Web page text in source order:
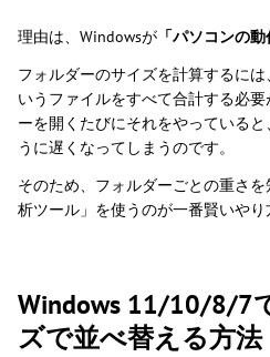
理由は、Windowsが 「パソコンの
フォルダーのサイズを計算するに
いうファイルをすべて合計する必
ーを開くたびにそれをやっていると、
うに遅くなってしまうのです。
そのため、フォルダーごとの重さ
析ツール」を使うのが一番賢いやり
Windows 11/10/8/7
ズで並べ替える方法